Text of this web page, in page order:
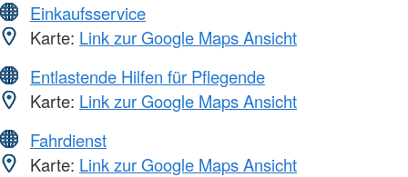
Einkaufsservice
Karte: Link zur Google Maps Ansicht
Entlastende Hilfen für Pflegende
Karte: Link zur Google Maps Ansicht
Fahrdienst
Karte: Link zur Google Maps Ansicht